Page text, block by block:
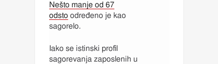
Nešto manje od 67
odsto određeno je kao
sagorelo.
Iako se istinski profil
sagorevanja zaposlenih u